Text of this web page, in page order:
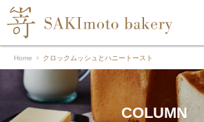
Home クロックムッシュとハニートースト
COLUMN